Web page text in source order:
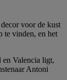
voor de kust
te vinden, en het
en Valencia ligt,
Antoni